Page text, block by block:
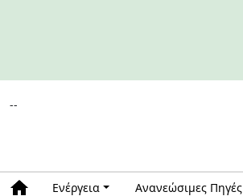
--
Ενέργεια Ανανεώσιμες Πηγές